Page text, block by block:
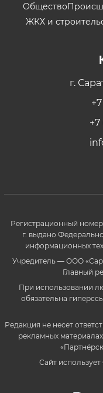
Общество
ЖКХ и
г.
Регистрационный
г. выдано
информационных
Учредитель — ООО
Главный
При использовании
обязательна
Редакция не несет
рекламных
Сайт